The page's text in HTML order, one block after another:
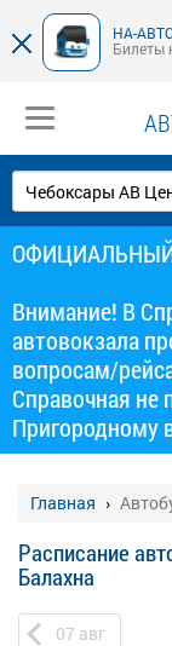
НА-
Билеты
Внимание! В
автовокзала
вопросам/
Справочная не
Пригородному
Главная
Расписание
Балахна
07 авг